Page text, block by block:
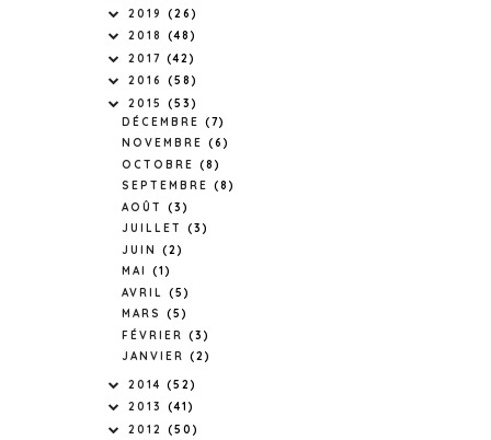
2019 (26)
2018 (48)
2017 (42)
2016 (58)
2015 (53)
DÉCEMBRE (7)
NOVEMBRE (6)
OCTOBRE (8)
SEPTEMBRE (8)
AOÛT (3)
JUILLET (3)
JUIN (2)
MAI (1)
AVRIL (5)
MARS (5)
FÉVRIER (3)
JANVIER (2)
2014 (52)
2013 (41)
2012 (50)